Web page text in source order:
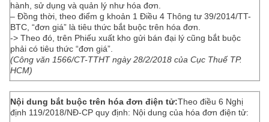
hành, sử dụng và quản lý như hóa đơn.
– Đồng thời, theo điểm g khoản 1 Điều 4 Thông tư 39/2014/TT-
BTC, “đơn giá” là tiêu thức bắt buộc trên hóa đơn.
-> Theo đó, trên Phiếu xuất kho gửi bán đại lý cũng bắt buộc
phải có tiêu thức “đơn giá”.
(Công văn 1566/CT-TTHT ngày 28/2/2018 của Cục Thuế TP.
HCM)
Nội dung bắt buộc trên hóa đơn điện tử:Theo điều 6 Nghị
định 119/2018/NĐ-CP quy định: Nội dung của hóa đơn điện tử: